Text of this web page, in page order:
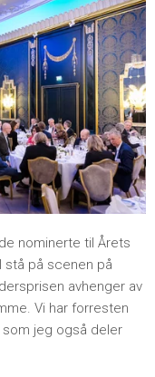
nominerte til Årets
stå på scenen på
avhenger av
Vi har forresten
jeg også deler